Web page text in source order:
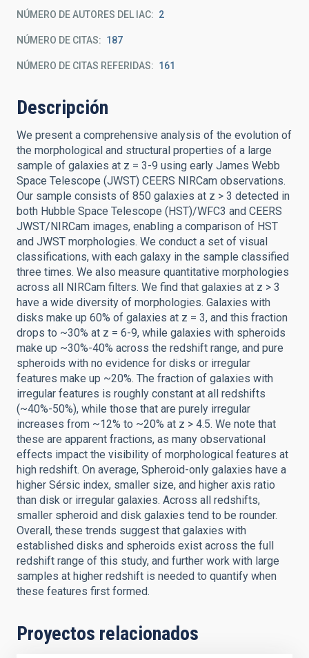
NÚMERO DE AUTORES DEL IAC 2
NÚMERO DE CITAS 187
NÚMERO DE CITAS REFERIDAS 161
Descripción
We present a comprehensive analysis of the evolution of
the morphological and structural properties of a large
sample of galaxies at z = 3-9 using early James Webb
Space Telescope (JWST) CEERS NIRCam observations.
Our sample consists of 850 galaxies at z > 3 detected in
both Hubble Space Telescope (HST)/WFC3 and CEERS
JWST/NIRCam images, enabling a comparison of HST
and JWST morphologies. We conduct a set of visual
classifications, with each galaxy in the sample classified
three times. We also measure quantitative morphologies
across all NIRCam filters. We find that galaxies at z > 3
have a wide diversity of morphologies. Galaxies with
disks make up 60% of galaxies at z = 3, and this fraction
drops to ~30% at z = 6-9, while galaxies with spheroids
make up ~30%-40% across the redshift range, and pure
spheroids with no evidence for disks or irregular
features make up ~20%. The fraction of galaxies with
irregular features is roughly constant at all redshifts
(~40%-50%), while those that are purely irregular
increases from ~12% to ~20% at z > 4.5. We note that
these are apparent fractions, as many observational
effects impact the visibility of morphological features at
high redshift. On average, Spheroid-only galaxies have a
higher Sérsic index, smaller size, and higher axis ratio
than disk or irregular galaxies. Across all redshifts,
smaller spheroid and disk galaxies tend to be rounder.
Overall, these trends suggest that galaxies with
established disks and spheroids exist across the full
redshift range of this study, and further work with large
samples at higher redshift is needed to quantify when
these features first formed.
Proyectos relacionados